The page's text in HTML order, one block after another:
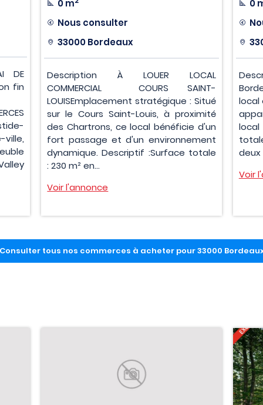
DE
fin
ville,
0 m
Nous consulter
33000 Bordeaux
Description À LOUER LOCAL
COMMERCIAL  COURS SAINT-
LOUISEmplacement stratégique : Situé
sur le Cours Saint-Louis, à proximité
des Chartrons, ce local bénéficie d'un
fort passage et d'un environnement
dynamique. Descriptif :Surface totale
: 230 m² en...
Voir l'annonce
0
local
deux
Voir
tous nos commerces à acheter pour 33000